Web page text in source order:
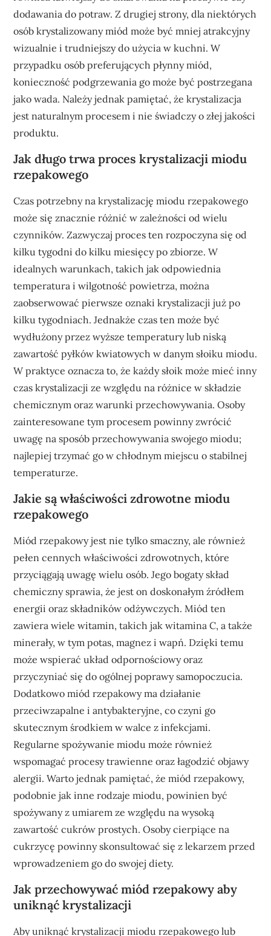
dodawania do potraw. Z drugiej strony, dla niektórych
osób krystalizowany miód może być mniej atrakcyjny
wizualnie i trudniejszy do użycia w kuchni. W
przypadku osób preferujących płynny miód,
konieczność podgrzewania go może być postrzegana
jako wada. Należy jednak pamiętać, że krystalizacja
jest naturalnym procesem i nie świadczy o złej jakości
produktu.
Jak długo trwa proces krystalizacji miodu
rzepakowego
Czas potrzebny na krystalizację miodu rzepakowego
może się znacznie różnić w zależności od wielu
czynników. Zazwyczaj proces ten rozpoczyna się od
kilku tygodni do kilku miesięcy po zbiorze. W
idealnych warunkach, takich jak odpowiednia
temperatura i wilgotność powietrza, można
zaobserwować pierwsze oznaki krystalizacji już po
kilku tygodniach. Jednakże czas ten może być
wydłużony przez wyższe temperatury lub niską
zawartość pyłków kwiatowych w danym słoiku miodu.
W praktyce oznacza to, że każdy słoik może mieć inny
czas krystalizacji ze względu na różnice w składzie
chemicznym oraz warunki przechowywania. Osoby
zainteresowane tym procesem powinny zwrócić
uwagę na sposób przechowywania swojego miodu;
najlepiej trzymać go w chłodnym miejscu o stabilnej
temperaturze.
Jakie są właściwości zdrowotne miodu
rzepakowego
Miód rzepakowy jest nie tylko smaczny, ale również
pełen cennych właściwości zdrowotnych, które
przyciągają uwagę wielu osób. Jego bogaty skład
chemiczny sprawia, że jest on doskonałym źródłem
energii oraz składników odżywczych. Miód ten
zawiera wiele witamin, takich jak witamina C, a także
minerały, w tym potas, magnez i wapń. Dzięki temu
może wspierać układ odpornościowy oraz
przyczyniać się do ogólnej poprawy samopoczucia.
Dodatkowo miód rzepakowy ma działanie
przeciwzapalne i antybakteryjne, co czyni go
skutecznym środkiem w walce z infekcjami.
Regularne spożywanie miodu może również
wspomagać procesy trawienne oraz łagodzić objawy
alergii. Warto jednak pamiętać, że miód rzepakowy,
podobnie jak inne rodzaje miodu, powinien być
spożywany z umiarem ze względu na wysoką
zawartość cukrów prostych. Osoby cierpiące na
cukrzycę powinny skonsultować się z lekarzem przed
wprowadzeniem go do swojej diety.
Jak przechowywać miód rzepakowy aby
uniknąć krystalizacji
Aby uniknąć krystalizacji miodu rzepakowego lub